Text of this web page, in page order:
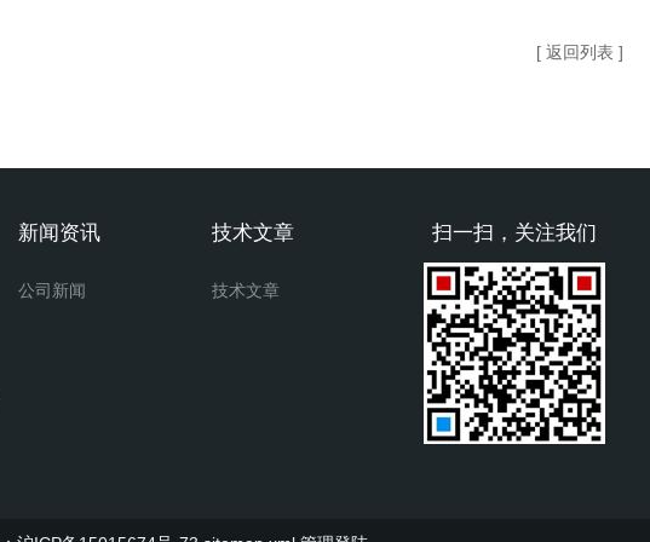
[ 返回列表 ]
扫一扫，关注我们
新闻资讯
公司新闻
技术文章
技术文章